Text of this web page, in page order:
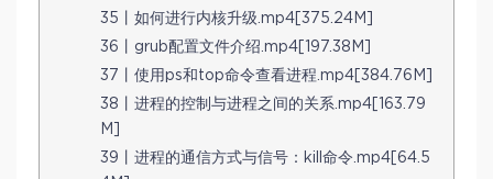
35丨如何进行内核升级.mp4[375.24M]
36丨grub配置文件介绍.mp4[197.38M]
37丨使用ps和top命令查看进程.mp4[384.76M]
38丨进程的控制与进程之间的关系.mp4[163.79
M]
39丨进程的通信方式与信号：kill命令.mp4[64.5